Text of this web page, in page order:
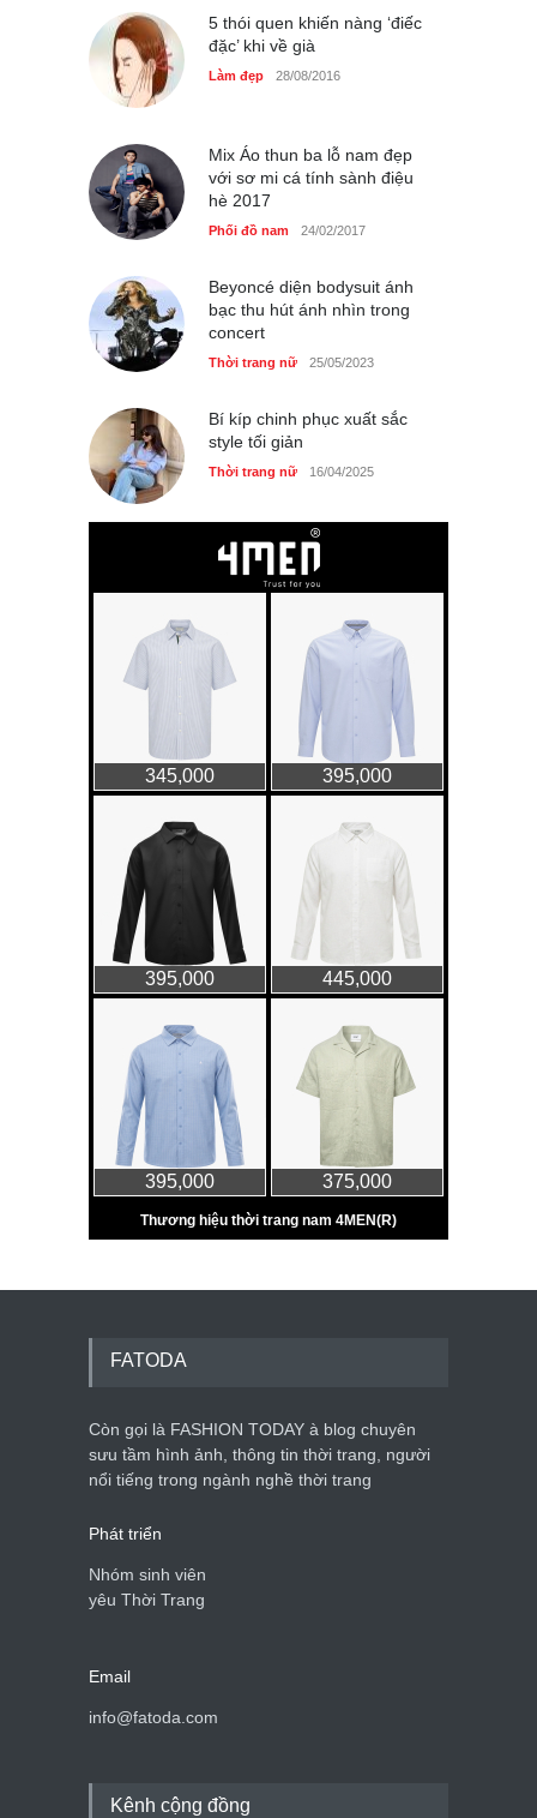
sáng tạo mới của giới trẻ
Thời trang nữ 21/10/2025
5 thói quen khiến nàng ‘điếc
đặc’ khi về già
Làm đẹp 28/08/2016
Mix Áo thun ba lỗ nam đẹp
với sơ mi cá tính sành điệu
hè 2017
Phối đồ nam 24/02/2017
Beyoncé diện bodysuit ánh
bạc thu hút ánh nhìn trong
concert
Thời trang nữ 25/05/2023
Bí kíp chinh phục xuất sắc
style tối giản
Thời trang nữ 16/04/2025
FATODA
Còn gọi là FASHION TODAY à blog chuyên
sưu tầm hình ảnh, thông tin thời trang, người
nổi tiếng trong ngành nghề thời trang
Phát triển
Nhóm sinh viên
yêu Thời Trang
Email
info@fatoda.com
Kênh cộng đồng